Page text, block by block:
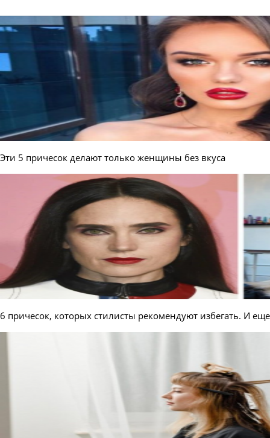
Эти 5 причесок делают только женщины без вкуса
6 причесок, которых стилисты рекомендуют избегать. И